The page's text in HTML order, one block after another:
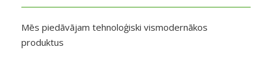
Mēs piedāvājam tehnoloģiski vismodernākos
produktus